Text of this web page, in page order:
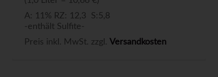
A: 11% RZ: 12,3 S:5,8
-enthält Sulfite-
Preis inkl. MwSt. zzgl. Versandkosten